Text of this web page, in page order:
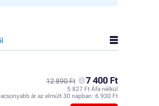
12 890 Ft 7 400 Ft
5 827 Ft Áfa nélkül
ár az elmúlt 30 napban: 6 930 Ft